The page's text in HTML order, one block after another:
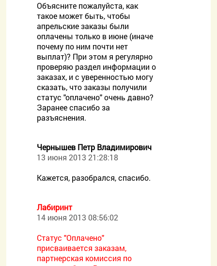
Объясните пожалуйста, как
такое может быть, чтобы
апрельские заказы были
оплачены только в июне (иначе
почему по ним почти нет
выплат)? При этом я регулярно
проверяю раздел информации о
заказах, и с уверенностью могу
сказать, что заказы получили
статус "оплачено" очень давно?
Заранее спасибо за
разъяснения.
Чернышев Петр Владимирович
13 июня 2013 21:28:18
Кажется, разобрался, спасибо.
Лабиринт
14 июня 2013 08:56:02
Статус "Оплачено"
присваивается заказам,
партнерская комиссия по